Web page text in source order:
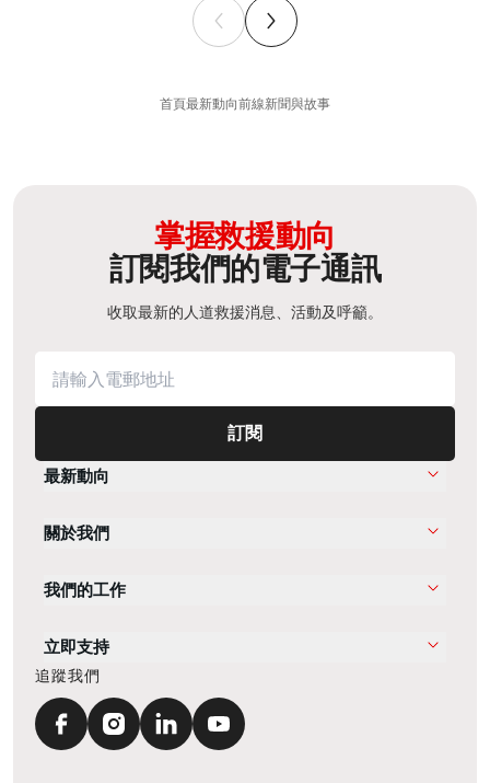
首頁最新動向前線新聞與故事
掌握救援動向
訂閱我們的電子通訊
收取最新的人道救援消息、活動及呼籲。
訂閱
最新動向
關於我們
我們的工作
立即支持
追蹤我們